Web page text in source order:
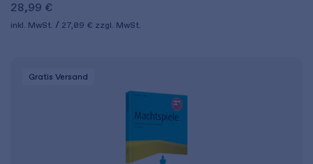
28,99 €
inkl. MwSt. 27,09 € zzgl. MwSt.
Gratis Versand